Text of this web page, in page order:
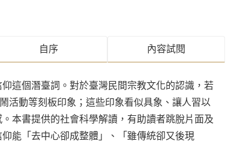
自序 內容試閱
這個潛臺詞。對於臺灣民間宗教文化的認識，若
活動等刻板印象；這些印象看似具象、讓人習以
本書提供的社會科學解讀，有助讀者跳脫片面及
能「去中心卻成整體」、「雖傳統卻又後現